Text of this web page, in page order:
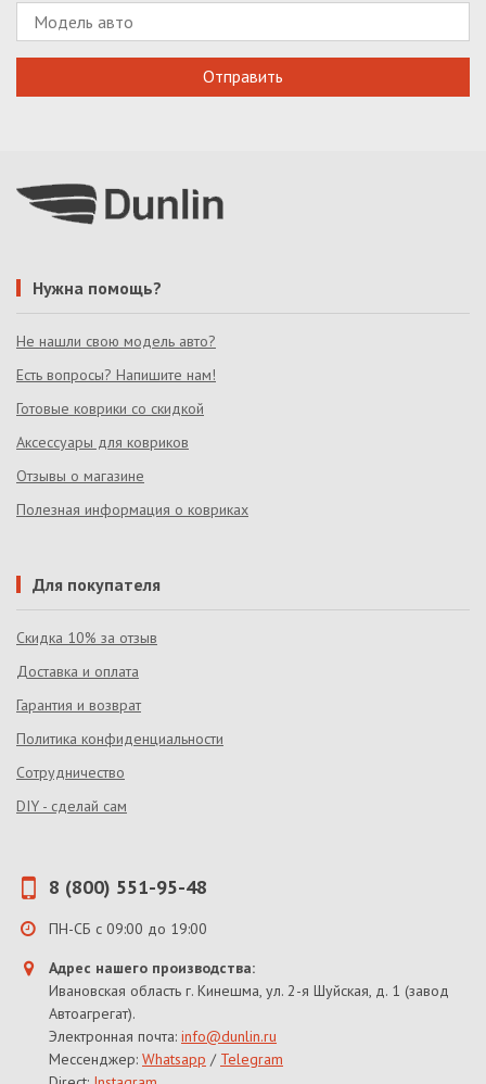
Нужна помощь?
Не нашли свою модель авто?
Есть вопросы? Напишите нам!
Готовые коврики со скидкой
Аксессуары для ковриков
Отзывы о магазине
Полезная информация о ковриках
Для покупателя
Скидка 10% за отзыв
Доставка и оплата
Гарантия и возврат
Политика конфиденциальности
Сотрудничество
DIY - сделай сам
8 (800) 551-95-48
ПН-СБ с 09:00 до 19:00
Адрес нашего производства:
Ивановская область г. Кинешма, ул. 2-я Шуйская, д. 1 (завод
Автоагрегат).
Электронная почта: info@dunlin.ru
Мессенджер: Whatsapp / Telegram